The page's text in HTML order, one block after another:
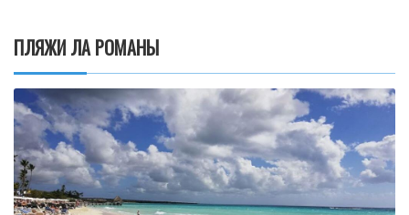
ПЛЯЖИ ЛА РОМАНЫ